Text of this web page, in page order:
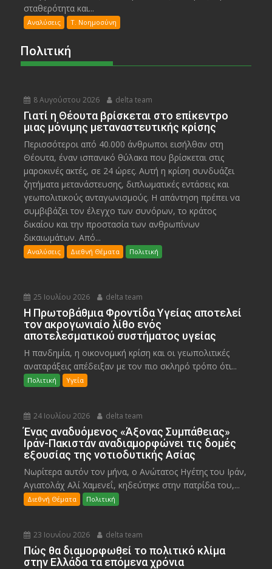
σταθερότητα και...
Αναλύσεις Τ. Νοημοσύνη
Πολιτική
8 Αυγούστου 2026 delta team
Γιατί η Θέουτα βρίσκεται στο επίκεντρο
μιας μόνιμης μεταναστευτικής κρίσης
Περισσότεροι από 40.000 άνθρωποι εισήλθαν στη
Θέουτα, έναν ισπανικό θύλακα που βρίσκεται στις
μαροκινές ακτές, σε 24 ώρες. Αυτή η κρίση συνδυάζει
ζητήματα μετανάστευσης, διπλωματικές εντάσεις και
γεωπολιτικούς ανταγωνισμούς. Η απάντηση πρέπει να
συμβιβάζει τον έλεγχο των συνόρων, το κράτος
δικαίου και την προστασία των ανθρωπίνων
δικαιωμάτων. Από...
Αναλύσεις Διεθνή Θέματα Πολιτική
25 Ιουλίου 2026 delta team
Η Πρωτοβάθμια Φροντίδα Υγείας αποτελεί
τον ακρογωνιαίο λίθο ενός
αποτελεσματικού συστήματος υγείας
Η πανδημία, η οικονομική κρίση και οι γεωπολιτικές
αναταράξεις απέδειξαν με τον πιο σκληρό τρόπο ότι...
Πολιτική Υγεία
24 Ιουλίου 2026 delta team
Ένας αναδυόμενος «Άξονας Συμπάθειας»
Ιράν-Πακιστάν αναδιαμορφώνει τις δομές
εξουσίας της νοτιοδυτικής Ασίας
Νωρίτερα αυτόν τον μήνα, ο Ανώτατος Ηγέτης του Ιράν,
Αγιατολάχ Αλί Χαμενεΐ, κηδεύτηκε στην πατρίδα του,...
Διεθνή Θέματα Πολιτική
23 Ιουνίου 2026 delta team
Πώς θα διαμορφωθεί το πολιτικό κλίμα
στην Ελλάδα τα επόμενα χρόνια